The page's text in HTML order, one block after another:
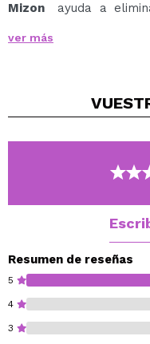
Mizon ayuda a
El té verde rico en
eliminar los radicales
ver más
Resumen de reseñas
5
4
3